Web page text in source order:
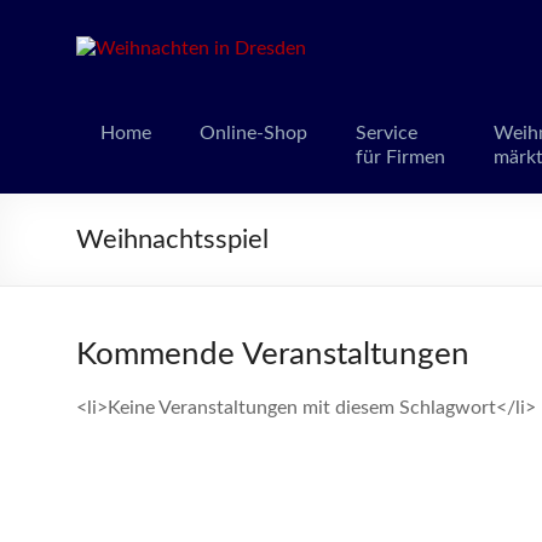
Home Online-Shop
Service
für Firmen
Weihnachtsspiel
Kommende Veranstaltungen
<li>Keine Veranstaltungen mit diesem Schlagwort</li>